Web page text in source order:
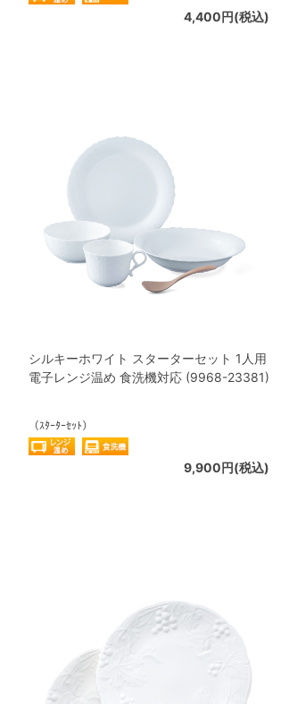
4,400円(税込)
シルキーホワイト スターターセット 1人用
電子レンジ温め 食洗機対応 (9968-23381)
（ｽﾀｰﾀｰｾｯﾄ）
9,900円(税込)